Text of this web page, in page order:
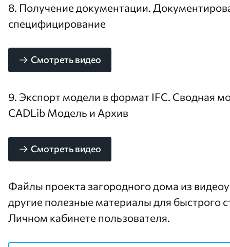
8. Получение документации.
специфицирование
Смотреть видео
9. Экспорт модели в формат IFC. Сводная
CADLib Модель и Архив
Смотреть видео
Файлы проекта загородного дома из
другие полезные материалы для быстрого
Личном кабинете пользователя.